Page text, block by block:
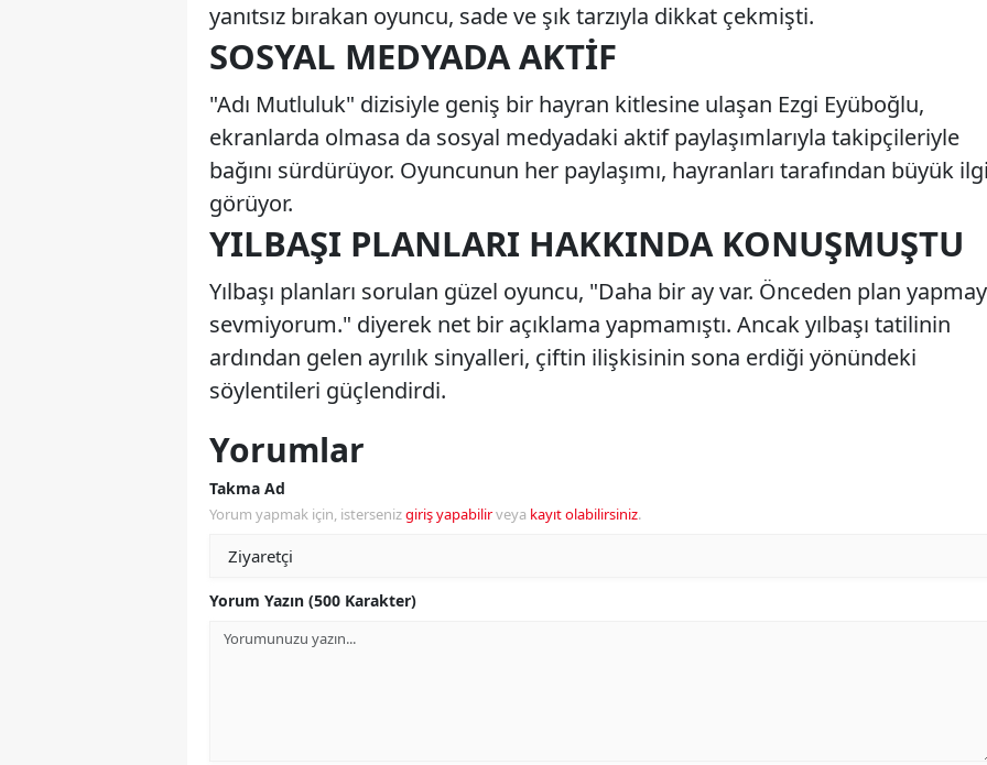
yanıtsız bırakan oyuncu, sade ve şık tarzıyla dikkat çekmişti.
SOSYAL MEDYADA AKTIF
"Adı Mutluluk" dizisiyle geniş bir hayran kitlesine ulaşan Ezgi Eyüboğlu,
ekranlarda olmasa da sosyal medyadaki aktif paylaşımlarıyla takipçileriyle
bağını sürdürüyor. Oyuncunun her paylaşımı, hayranları tarafından büyük
görüyor.
YILBAŞI PLANLARI HAKKINDA KONUŞMUŞTU
Yılbaşı planları sorulan güzel oyuncu, "Daha bir ay var. Önceden plan
sevmiyorum." diyerek net bir açıklama yapmamıştı. Ancak yılbaşı tatilinin
ardından gelen ayrılık sinyalleri, çiftin ilişkisinin sona erdiği yönündeki
söylentileri güçlendirdi.
Yorumlar
Takma Ad
Yorum yapmak için, istersenizgiriş yapabilirveya kayıt olabilirsiniz.
Yorum Yazın (500 Karakter)